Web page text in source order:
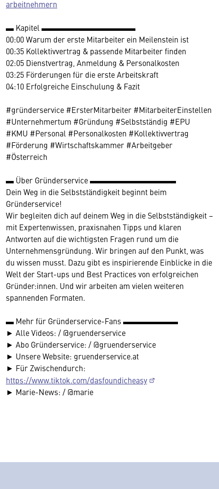
arbeitnehmern
▬ Kapitel ▬▬▬▬▬▬▬▬▬▬▬▬
00:00 Warum der erste Mitarbeiter ein Meilenstein ist
00:35 Kollektivvertrag & passende Mitarbeiter finden
02:05 Dienstvertrag, Anmeldung & Personalkosten
03:25 Förderungen für die erste Arbeitskraft
04:10 Erfolgreiche Einschulung & Fazit
#gründerservice #ErsterMitarbeiter #MitarbeiterEinstellen
#Unternehmertum #Gründung #Selbstständig #EPU
#KMU #Personal #Personalkosten #Kollektivvertrag
#Förderung #Wirtschaftskammer #Arbeitgeber
#Österreich
▬ Über Gründerservice ▬▬▬▬▬▬▬▬▬▬▬
Dein Weg in die Selbstständigkeit beginnt beim
Gründerservice!
Wir begleiten dich auf deinem Weg in die Selbstständigkeit –
mit Expertenwissen, praxisnahen Tipps und klaren
Antworten auf die wichtigsten Fragen rund um die
Unternehmensgründung. Wir bringen auf den Punkt, was
du wissen musst. Dazu gibt es inspirierende Einblicke in die
Welt der Start-ups und Best Practices von erfolgreichen
Gründer:innen. Und wir arbeiten am vielen weiteren
spannenden Formaten.
▬ Mehr für Gründerservice-Fans ▬▬▬▬▬▬▬
► Alle Videos: / @gruenderservice
► Abo Gründerservice: / @gruenderservice
► Unsere Website: gruenderservice.at
► Für Zwischendurch:
https://www.tiktok.com/dasfoundicheasy
► Marie-News: / @marie